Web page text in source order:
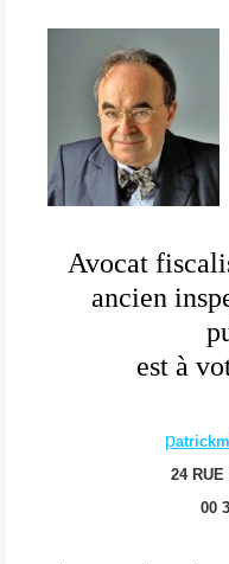
Avocat
ancien
est à
p
24 RUE
00